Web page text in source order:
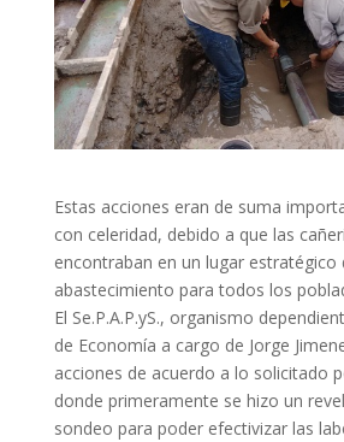
Estas acciones eran de suma
con celeridad, debido a que las
encontraban en un lugar estratégico
abastecimiento para todos los
El Se.P.A.P.yS., organismo
de Economía a cargo de Jorge
acciones de acuerdo a lo solicitado
donde primeramente se hizo un
sondeo para poder efectivizar las